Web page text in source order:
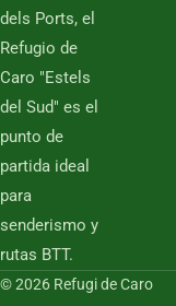
dels Ports, el
Refugio de
Caro "Estels
del Sud" es el
punto de
partida ideal
para
senderismo y
rutas BTT.
© 2026 Refugi de Caro